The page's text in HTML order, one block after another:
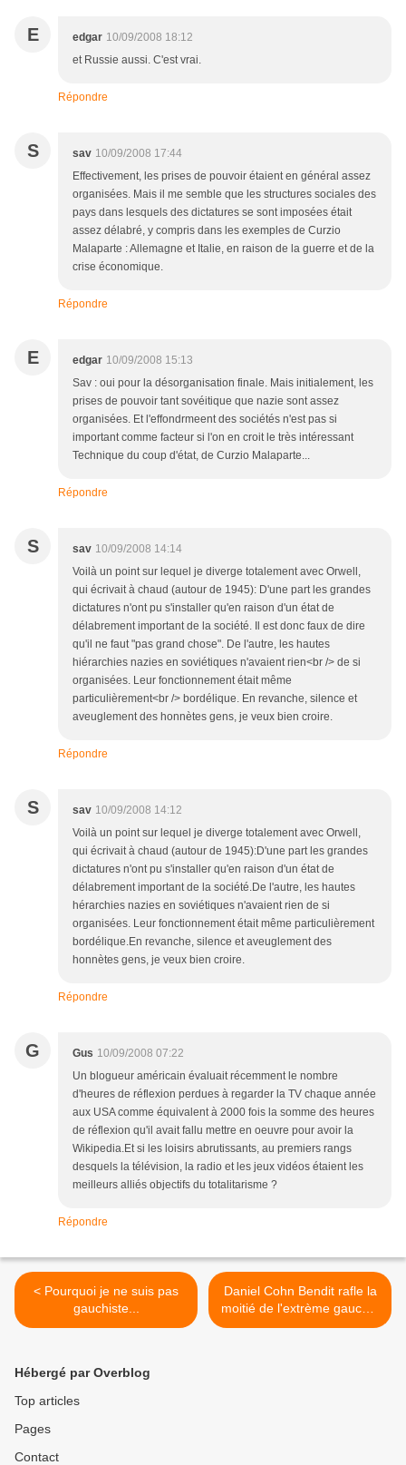
E edgar 10/09/2008 18:12
et Russie aussi. C'est vrai.
Répondre
S sav 10/09/2008 17:44
Effectivement, les prises de pouvoir étaient en général assez
organisées. Mais il me semble que les structures sociales des
pays dans lesquels des dictatures se sont imposées était
assez délabré, y compris dans les exemples de Curzio
Malaparte : Allemagne et Italie, en raison de la guerre et de la
crise économique.
Répondre
E edgar 10/09/2008 15:13
Sav : oui pour la désorganisation finale. Mais initialement, les
prises de pouvoir tant sovéitique que nazie sont assez
organisées. Et l'effondrmeent des sociétés n'est pas si
important comme facteur si l'on en croit le très intéressant
Technique du coup d'état, de Curzio Malaparte...
Répondre
S sav 10/09/2008 14:14
Voilà un point sur lequel je diverge totalement avec Orwell,
qui écrivait à chaud (autour de 1945): D'une part les grandes
dictatures n'ont pu s'installer qu'en raison d'un état de
délabrement important de la société. Il est donc faux de dire
qu'il ne faut "pas grand chose". De l'autre, les hautes
hiérarchies nazies en soviétiques n'avaient rien<br /> de si
organisées. Leur fonctionnement était même
particulièrement<br /> bordélique. En revanche, silence et
aveuglement des honnètes gens, je veux bien croire.
Répondre
S sav 10/09/2008 14:12
Voilà un point sur lequel je diverge totalement avec Orwell,
qui écrivait à chaud (autour de 1945):D'une part les grandes
dictatures n'ont pu s'installer qu'en raison d'un état de
délabrement important de la société.De l'autre, les hautes
hérarchies nazies en soviétiques n'avaient rien de si
organisées. Leur fonctionnement était même particulièrement
bordélique.En revanche, silence et aveuglement des
honnètes gens, je veux bien croire.
Répondre
G Gus 10/09/2008 07:22
Un blogueur américain évaluait récemment le nombre
d'heures de réflexion perdues à regarder la TV chaque année
aux USA comme équivalent à 2000 fois la somme des heures
de réflexion qu'il avait fallu mettre en oeuvre pour avoir la
Wikipedia.Et si les loisirs abrutissants, au premiers rangs
desquels la télévision, la radio et les jeux vidéos étaient les
meilleurs alliés objectifs du totalitarisme ?
Répondre
< Pourquoi je ne suis pas
gauchiste...
Daniel Cohn Bendit rafle la
moitié de l'extrème gauche,
Besancenot s'apprête à
Hébergé par Overblog
Top articles
Pages
Contact